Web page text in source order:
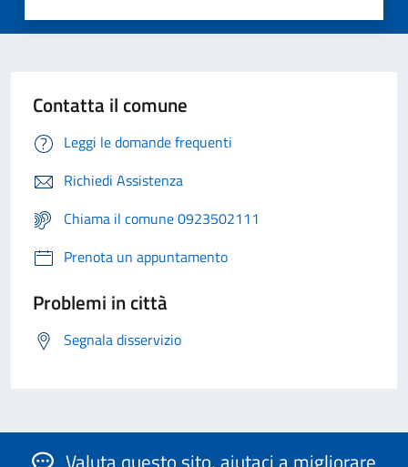
Contatta il comune
Leggi le domande frequenti
Richiedi Assistenza
Chiama il comune 0923502111
Prenota un appuntamento
Problemi in città
Segnala disservizio